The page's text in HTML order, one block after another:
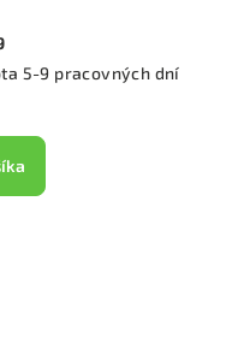
5-9 pracovných dní